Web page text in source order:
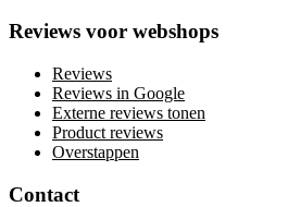
Reviews voor webshops
Reviews
Reviews in Google
Externe reviews tonen
Product reviews
Overstappen
Contact